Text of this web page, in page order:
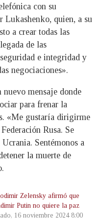
con su
Lukashenko, quien, a su
a crear todas las
de las
e integridad y
negociaciones».
mensaje donde
para frenar la
«Me gustaría dirigirme
Rusa. Se
Sentémonos a
la muerte de
Zelensky afirmó que
Putin no quiere la paz
16 noviembre 2024 8:00